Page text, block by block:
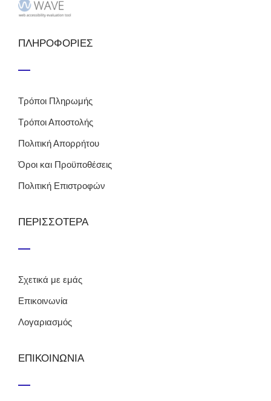
ΠΛΗΡΟΦΟΡΙΕΣ
Τρόποι Πληρωμής
Τρόποι Αποστολής
Πολιτική Απορρήτου
Όροι και Προϋποθέσεις
Πολιτική Επιστροφών
ΠΕΡΙΣΣΟΤΕΡΑ
Σχετικά με εμάς
Επικοινωνία
Λογαριασμός
ΕΠΙΚΟΙΝΩΝΙΑ